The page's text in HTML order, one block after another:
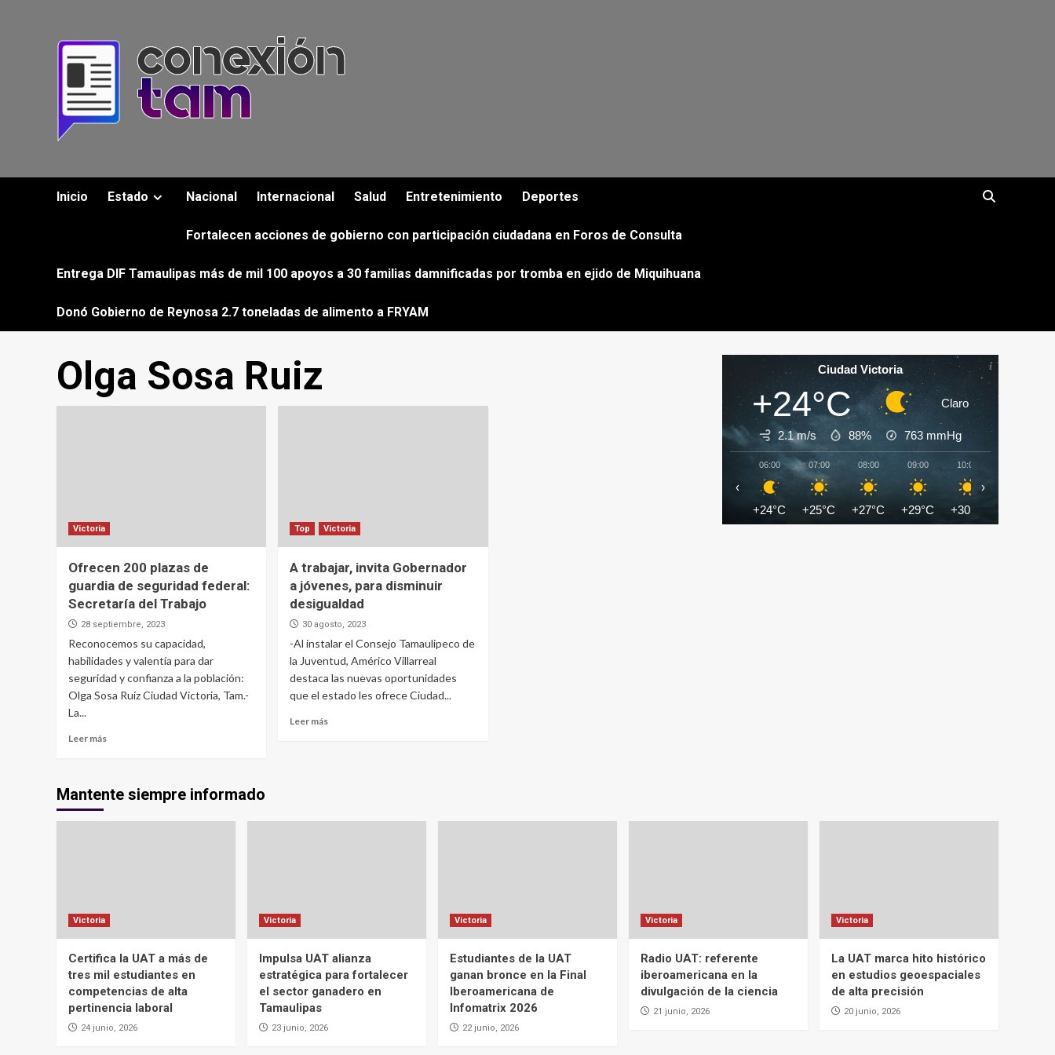
Inicio Estado Nacional Internacional Salud Entretenimiento Deportes
Fortalecen acciones de gobierno con participación ciudadana en Foros de Consulta
Entrega DIF Tamaulipas más de mil 100 apoyos a 30 familias damnificadas por tromba en ejido de Miquihuana
Donó Gobierno de Reynosa 2.7 toneladas de alimento a FRYAM
Olga Sosa Ruiz
Victoria
Ofrecen 200 plazas de
guardia de seguridad federal:
Secretaría del Trabajo
28 septiembre, 2023
Reconocemos su capacidad,
habilidades y valentía para dar
seguridad y confianza a la población:
Olga Sosa Ruíz Ciudad Victoria, Tam.-
La...
Leer más
Top Victoria
A trabajar, invita Gobernador
a jóvenes, para disminuir
desigualdad
30 agosto, 2023
-Al instalar el Consejo Tamaulipeco de
la Juventud, Américo Villarreal
destaca las nuevas oportunidades
que el estado les ofrece Ciudad...
Leer más
Ciudad Victoria
+24°C Claro
2.1 m/s 88% 763 mmHg
06:00
+24°C
07:00
+25°C
08:00
+27°C
09:00
+29°C
10:00
+30°C
‹ ›
Mantente siempre informado
Victoria
Certifica la UAT a más de
tres mil estudiantes en
competencias de alta
pertinencia laboral
24 junio, 2026
Victoria
Impulsa UAT alianza
estratégica para fortalecer
el sector ganadero en
Tamaulipas
23 junio, 2026
Victoria
Estudiantes de la UAT
ganan bronce en la Final
Iberoamericana de
Infomatrix 2026
22 junio, 2026
Victoria
Radio UAT: referente
iberoamericana en la
divulgación de la ciencia
21 junio, 2026
Victoria
La UAT marca hito histórico
en estudios geoespaciales
de alta precisión
20 junio, 2026